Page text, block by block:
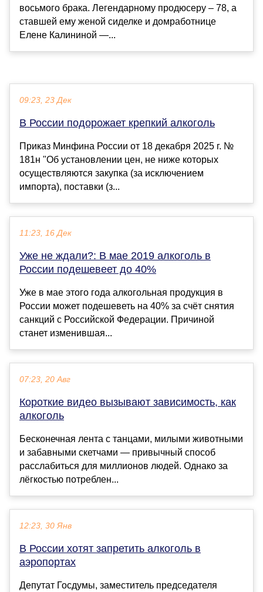
восьмого брака. Легендарному продюсеру – 78, а
ставшей ему женой сиделке и домработнице
Елене Калининой ―...
09:23, 23 Дек
В России подорожает крепкий алкоголь
Приказ Минфина России от 18 декабря 2025 г. №
181н "Об установлении цен, не ниже которых
осуществляются закупка (за исключением
импорта), поставки (з...
11:23, 16 Дек
Уже не ждали?: В мае 2019 алкоголь в
России подешевеет до 40%
Уже в мае этого года алкогольная продукция в
России может подешеветь на 40% за счёт снятия
санкций с Российской Федерации. Причиной
станет изменившая...
07:23, 20 Авг
Короткие видео вызывают зависимость, как
алкоголь
Бесконечная лента с танцами, милыми животными
и забавными скетчами — привычный способ
расслабиться для миллионов людей. Однако за
лёгкостью потреблен...
12:23, 30 Янв
В России хотят запретить алкоголь в
аэропортах
Депутат Госдумы, заместитель председателя